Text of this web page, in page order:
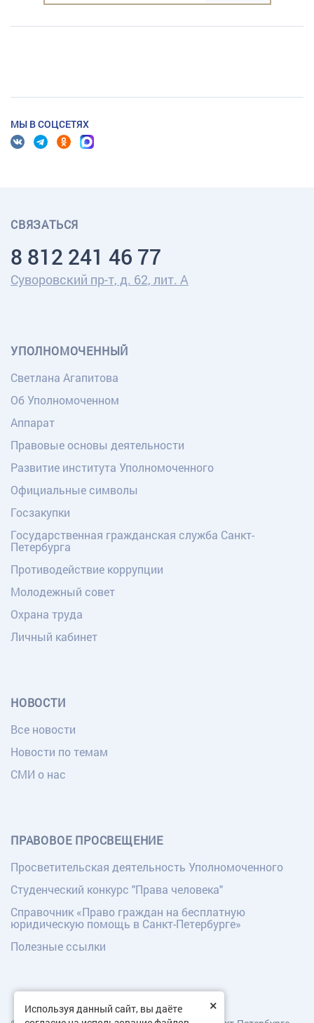
МЫ В СОЦСЕТЯХ
СВЯЗАТЬСЯ
8 812 241 46 77
Суворовский пр-т, д. 62, лит. А
УПОЛНОМОЧЕННЫЙ
Светлана Агапитова
Об Уполномоченном
Аппарат
Правовые основы деятельности
Развитие института Уполномоченного
Официальные символы
Госзакупки
Государственная гражданская служба Санкт-
Петербурга
Противодействие коррупции
Молодежный совет
Охрана труда
Личный кабинет
НОВОСТИ
Все новости
Новости по темам
СМИ о нас
ПРАВОВОЕ ПРОСВЕЩЕНИЕ
Просветительская деятельность Уполномоченного
Студенческий конкурс "Права человека"
Справочник «Право граждан на бесплатную
юридическую помощь в Санкт-Петербурге»
Полезные ссылки
×
Используя данный сайт, вы даёте